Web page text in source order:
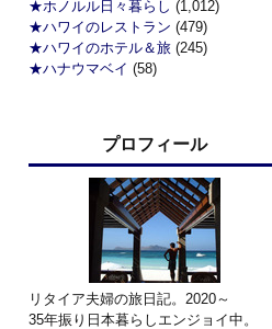
★ホノルル日々暮らし (1,012)
★ハワイのレストラン (479)
★ハワイのホテル＆旅 (245)
★ハナウマベイ (58)
プロフィール
リタイア夫婦の旅日記。2020～
35年振り日本暮らしエンジョイ中。